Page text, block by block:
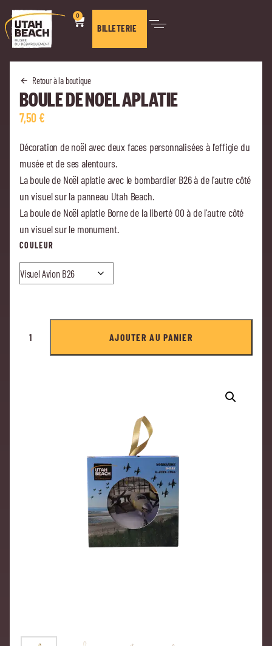
0
BILLETERIE
Retour à la boutique
BOULE DE NOEL APLATIE
7,50€
Décoration de noël avec deux faces personnalisées à l'effigie du
musée et de ses alentours.
La boule de Noël aplatie avec le bombardier B26 à de l'autre côté
un visuel sur la panneau Utah Beach.
La boule de Noël aplatie Borne de la liberté 00 à de l'autre côté
un visuel sur le monument.
COULEUR
AJOUTER AU PANIER